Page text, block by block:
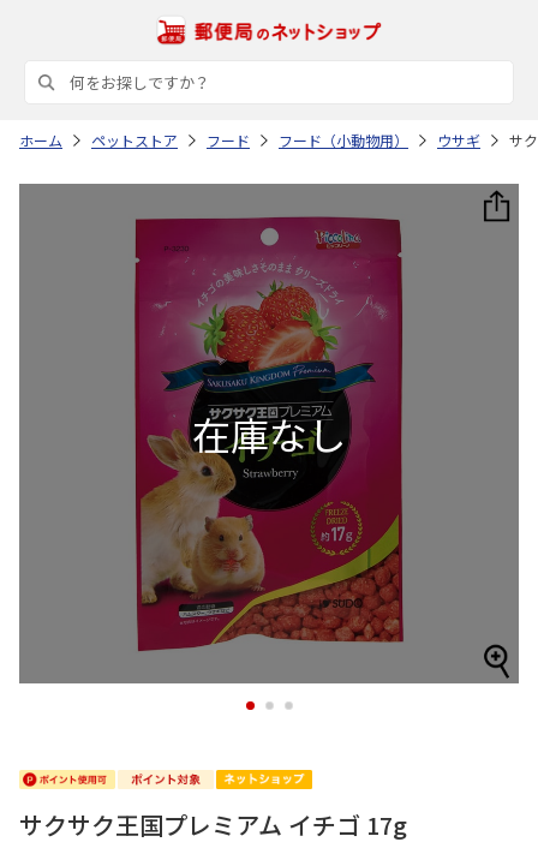
ホーム ペットストア フード フード（小動物用） ウサギ サ
1 2 3
サクサク王国プレミアム イチゴ 17g